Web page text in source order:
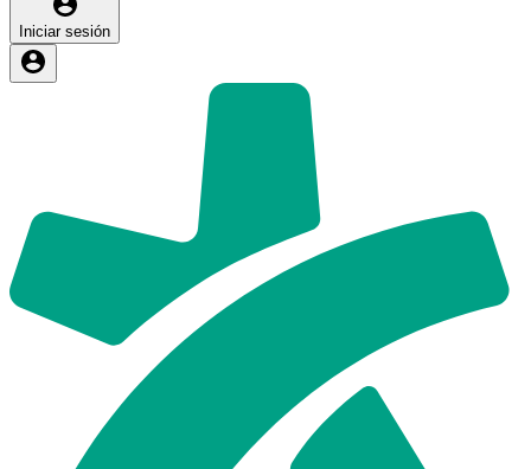
Iniciar sesión